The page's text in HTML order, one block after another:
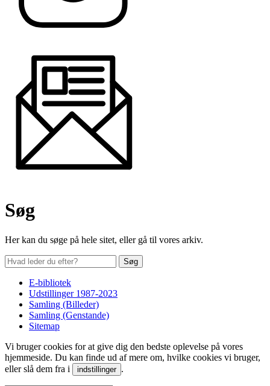
Søg
Her kan du søge på hele sitet, eller gå til vores arkiv.
E-bibliotek
Udstillinger 1987-2023
Samling (Billeder)
Samling (Genstande)
Sitemap
Vi bruger cookies for at give dig den bedste oplevelse på vores
hjemmeside. Du kan finde ud af mere om, hvilke cookies vi bruger,
eller slå dem fra i
indstillinger .